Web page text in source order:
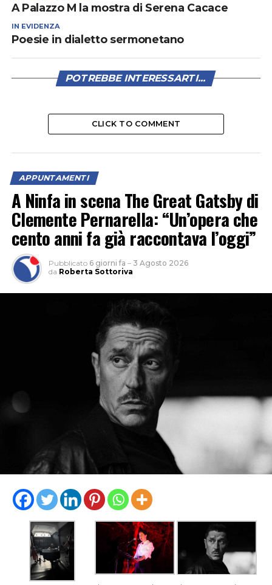
A Palazzo M la mostra di Serena Cacace
IN EVIDENZA
Poesie in dialetto sermonetano
POTREBBE INTERESSARTI...
CLICK TO COMMENT
APPUNTAMENTI
A Ninfa in scena The Great Gatsby di
Clemente Pernarella: “Un’opera che
cento anni fa già raccontava l’oggi”
Pubblicato 6 giorni fa – 3 Agosto 2026
da Roberta Sottoriva